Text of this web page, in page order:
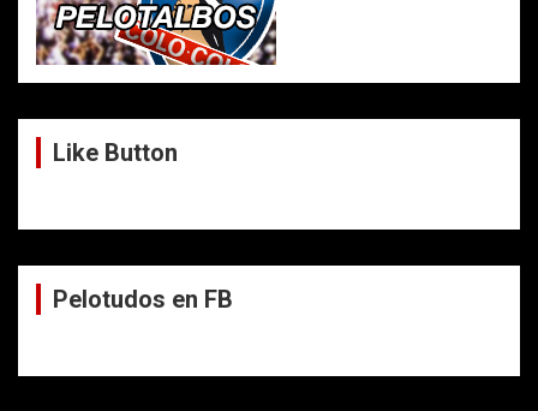
Like Button
Pelotudos en FB